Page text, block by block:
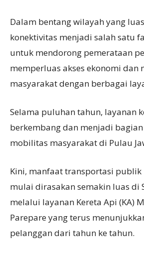
Dalam bentang wilayah yang
konektivitas menjadi salah satu
untuk mendorong pemerataan
memperluas akses ekonomi dan
masyarakat dengan berbagai
Selama puluhan tahun, layanan
berkembang dan menjadi
mobilitas masyarakat di Pulau
Kini, manfaat transportasi publik
mulai dirasakan semakin luas di
melalui layanan Kereta Api (KA)
Parepare yang terus
pelanggan dari tahun ke tahun.